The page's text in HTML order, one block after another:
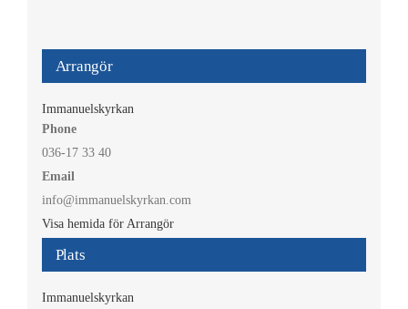
Plats
Immanuelskyrkan
Arrangör
Immanuelskyrkan
Phone
036-17 33 40
Email
info@immanuelskyrkan.com
Visa hemida för Arrangör